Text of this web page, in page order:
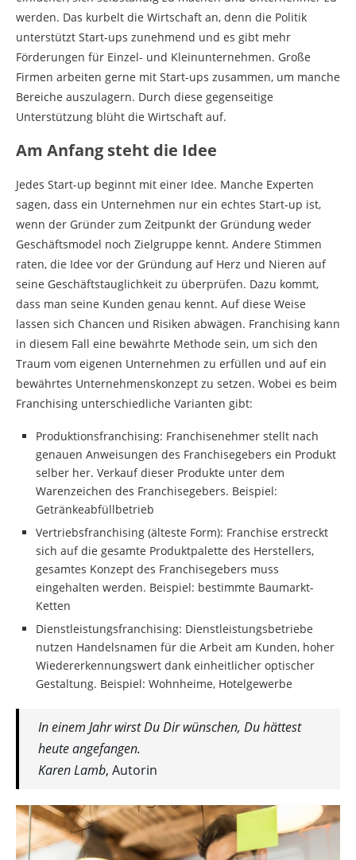
werden. Das kurbelt die Wirtschaft an, denn die Politik
unterstützt Start-ups zunehmend und es gibt mehr
Förderungen für Einzel- und Kleinunternehmen. Große
Firmen arbeiten gerne mit Start-ups zusammen, um manche
Bereiche auszulagern. Durch diese gegenseitige
Unterstützung blüht die Wirtschaft auf.
Am Anfang steht die Idee
Jedes Start-up beginnt mit einer Idee. Manche Experten
sagen, dass ein Unternehmen nur ein echtes Start-up ist,
wenn der Gründer zum Zeitpunkt der Gründung weder
Geschäftsmodel noch Zielgruppe kennt. Andere Stimmen
raten, die Idee vor der Gründung auf Herz und Nieren auf
seine Geschäftstauglichkeit zu überprüfen. Dazu kommt,
dass man seine Kunden genau kennt. Auf diese Weise
lassen sich Chancen und Risiken abwägen. Franchising kann
in diesem Fall eine bewährte Methode sein, um sich den
Traum vom eigenen Unternehmen zu erfüllen und auf ein
bewährtes Unternehmenskonzept zu setzen. Wobei es beim
Franchising unterschiedliche Varianten gibt:
Produktionsfranchising: Franchisenehmer stellt nach
genauen Anweisungen des Franchisegebers ein Produkt
selber her. Verkauf dieser Produkte unter dem
Warenzeichen des Franchisegebers. Beispiel:
Getränkeabfüllbetrieb
Vertriebsfranchising (älteste Form): Franchise erstreckt
sich auf die gesamte Produktpalette des Herstellers,
gesamtes Konzept des Franchisegebers muss
eingehalten werden. Beispiel: bestimmte Baumarkt-
Ketten
Dienstleistungsfranchising: Dienstleistungsbetriebe
nutzen Handelsnamen für die Arbeit am Kunden, hoher
Wiedererkennungswert dank einheitlicher optischer
Gestaltung. Beispiel: Wohnheime, Hotelgewerbe
In einem Jahr wirst Du Dir wünschen, Du hättest
heute angefangen.
Karen Lamb, Autorin